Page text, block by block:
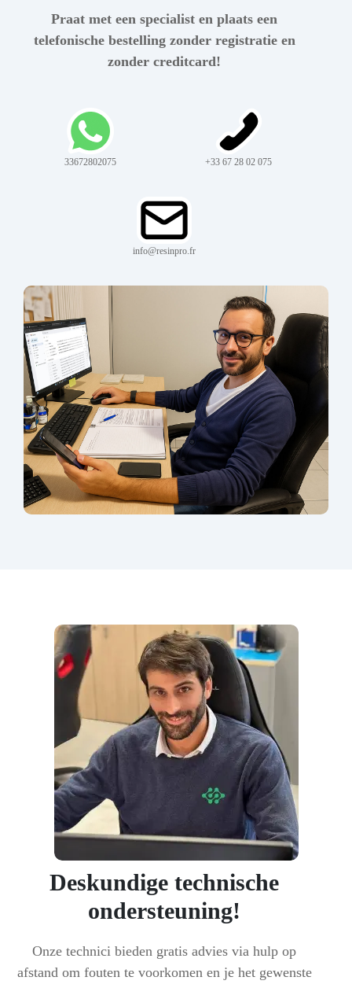
Praat met een specialist en plaats een
telefonische bestelling zonder registratie en
zonder creditcard!
33672802075 +33 67 28 02 075
info@resinpro.fr
Deskundige technische
ondersteuning!
Onze technici bieden gratis advies via hulp op
afstand om fouten te voorkomen en je het gewenste